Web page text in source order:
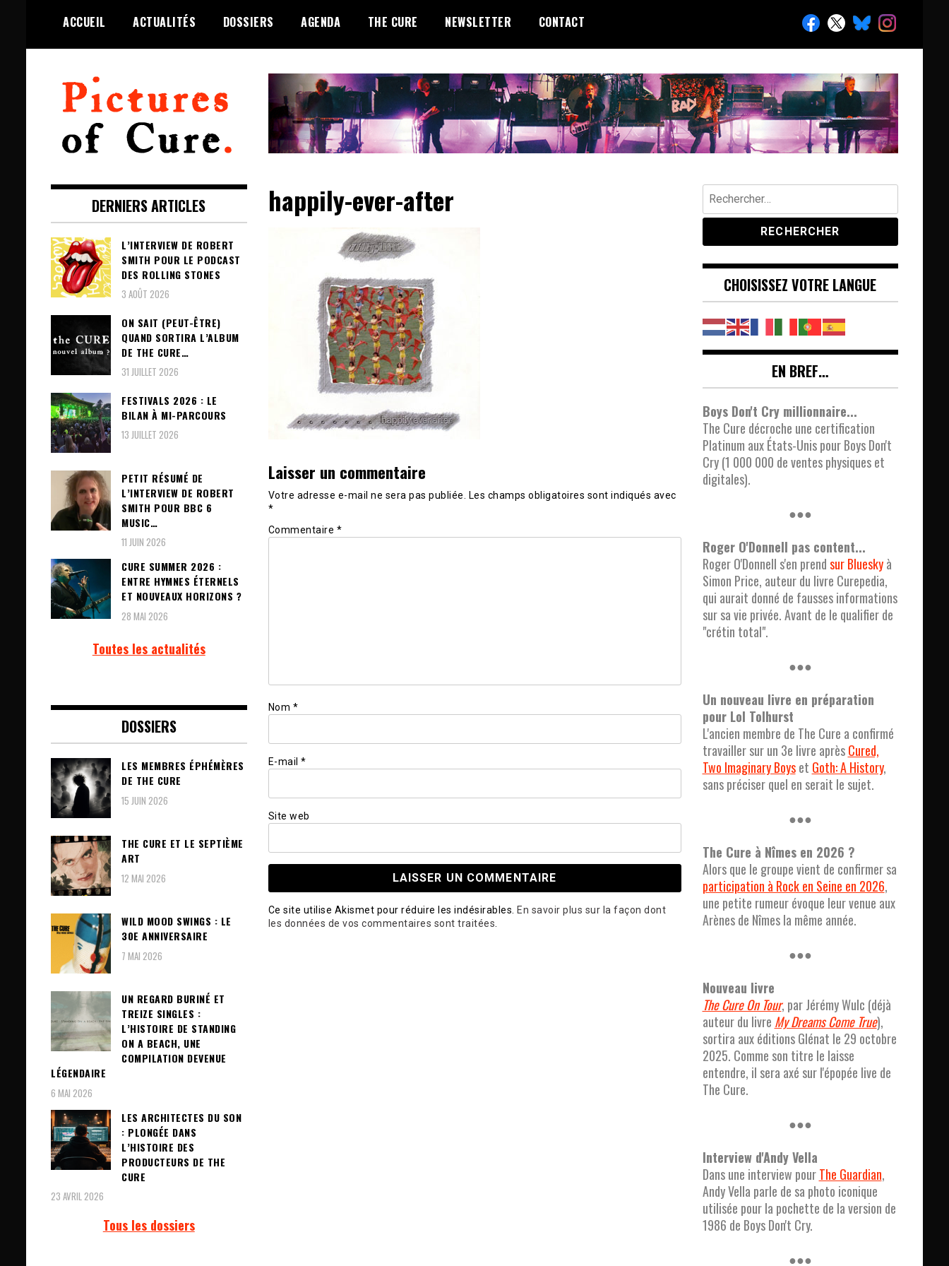
ACCUEIL ACTUALITÉS DOSSIERS AGENDA THE CURE NEWSLETTER CONTACT
Pictures of Cure
2001
happily-ever-after
Laisser un commentaire
Votre adresse e-mail ne sera pas publiée.
Les champs obligatoires sont indiqués avec
*
Commentaire *
Nom *
E-mail *
Site web
Ce site utilise Akismet pour réduire les indésirables. En savoir plus sur la façon dont
les données de vos commentaires sont traitées.
DERNIERS ARTICLES
L’INTERVIEW DE ROBERT
SMITH POUR LE PODCAST
DES ROLLING STONES
3 AOÛT 2026
ON SAIT (PEUT-ÊTRE)
QUAND SORTIRA L’ALBUM
DE THE CURE…
31 JUILLET 2026
FESTIVALS 2026 : LE
BILAN À MI-PARCOURS
13 JUILLET 2026
PETIT RÉSUMÉ DE
L’INTERVIEW DE ROBERT
SMITH POUR BBC 6
MUSIC…
11 JUIN 2026
CURE SUMMER 2026 :
ENTRE HYMNES ÉTERNELS
ET NOUVEAUX HORIZONS ?
28 MAI 2026
Toutes les actualités
DOSSIERS
LES MEMBRES ÉPHÉMÈRES
DE THE CURE
15 JUIN 2026
THE CURE ET LE SEPTIÈME
ART
12 MAI 2026
WILD MOOD SWINGS : LE
30E ANNIVERSAIRE
7 MAI 2026
UN REGARD BURINÉ ET
TREIZE SINGLES :
L’HISTOIRE DE STANDING
ON A BEACH, UNE
COMPILATION DEVENUE
LÉGENDAIRE
6 MAI 2026
LES ARCHITECTES DU SON
: PLONGÉE DANS
L’HISTOIRE DES
PRODUCTEURS DE THE
CURE
23 AVRIL 2026
Tous les dossiers
Rechercher :
CHOISISSEZ VOTRE LANGUE
EN BREF…
Boys Don't Cry millionnaire...
The Cure décroche une certification
Platinum aux États-Unis pour Boys Don't
Cry (1 000 000 de ventes physiques et
digitales).
●●●
Roger O'Donnell pas content...
Roger O'Donnell s'en prendsur Blueskyà
Simon Price, auteur du livre Curepedia,
qui aurait donné de fausses informations
sur sa vie privée. Avant de le qualifier de
"crétin total".
●●●
Un nouveau livre en préparation
pour Lol Tolhurst
L'ancien membre de The Cure a confirmé
travailler sur un 3e livre aprèsCured,
Two Imaginary Boyset Goth: A History,
sans préciser quel en serait le sujet.
●●●
The Cure à Nîmes en 2026 ?
Alors que le groupe vient de confirmer sa
participation à Rock en Seine en 2026,
une petite rumeur évoque leur venue aux
Arènes de Nîmes la même année.
●●●
Nouveau livre
The Cure On Tour, par Jérémy Wulc (déjà
auteur du livre My Dreams Come True),
sortira aux éditions Glénat le 29 octobre
2025. Comme son titre le laisse
entendre, il sera axé sur l'épopée live de
The Cure.
●●●
Interview d'Andy Vella
Dans une interview pourThe Guardian,
Andy Vella parle de sa photo iconique
utilisée pour la pochette de la version de
1986 de Boys Don't Cry.
●●●